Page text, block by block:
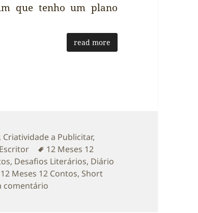
que tenho um plano
read more
Criatividade a Publicitar,
Etiquetas
12 Meses 12
, Desafios Literários, Diário
Meses 12 Contos, Short
comentário